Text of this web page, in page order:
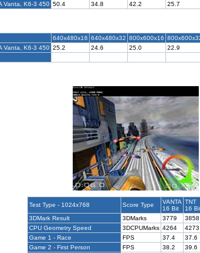
Vanta, K6-3 450 50.4 34.8 42.2 25.7
640x480x16 640x480x32 800x600x16
Vanta, K6-3 450 25.2 24.6 25.0 22.9
Test Type - 1024x768 Score Type
VANTA
16 Bit
TNT
16
3DMark Result
3DMarks 3779 3858
CPU Geometry Speed
3DCPUMarks 4264 4273
Game 1 - Race
FPS 37.4 37.6
Game 2 - First Person
FPS 38.2 39.6